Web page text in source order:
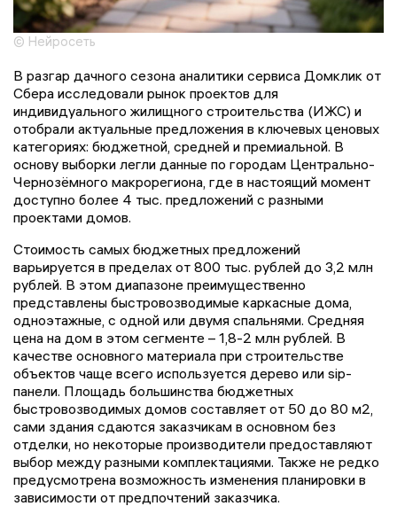
© Нейросеть
В разгар дачного сезона аналитики сервиса Домклик от
Сбера исследовали рынок проектов для
индивидуального жилищного строительства (ИЖС) и
отобрали актуальные предложения в ключевых ценовых
категориях: бюджетной, средней и премиальной. В
основу выборки легли данные по городам Центрально-
Чернозёмного макрорегиона, где в настоящий момент
доступно более 4 тыс. предложений с разными
проектами домов.
Стоимость самых бюджетных предложений
варьируется в пределах от 800 тыс. рублей до 3,2 млн
рублей. В этом диапазоне преимущественно
представлены быстровозводимые каркасные дома,
одноэтажные, с одной или двумя спальнями. Средняя
цена на дом в этом сегменте – 1,8-2 млн рублей. В
качестве основного материала при строительстве
объектов чаще всего используется дерево или sip-
панели. Площадь большинства бюджетных
быстровозводимых домов составляет от 50 до 80 м2,
сами здания сдаются заказчикам в основном без
отделки, но некоторые производители предоставляют
выбор между разными комплектациями. Также не редко
предусмотрена возможность изменения планировки в
зависимости от предпочтений заказчика.